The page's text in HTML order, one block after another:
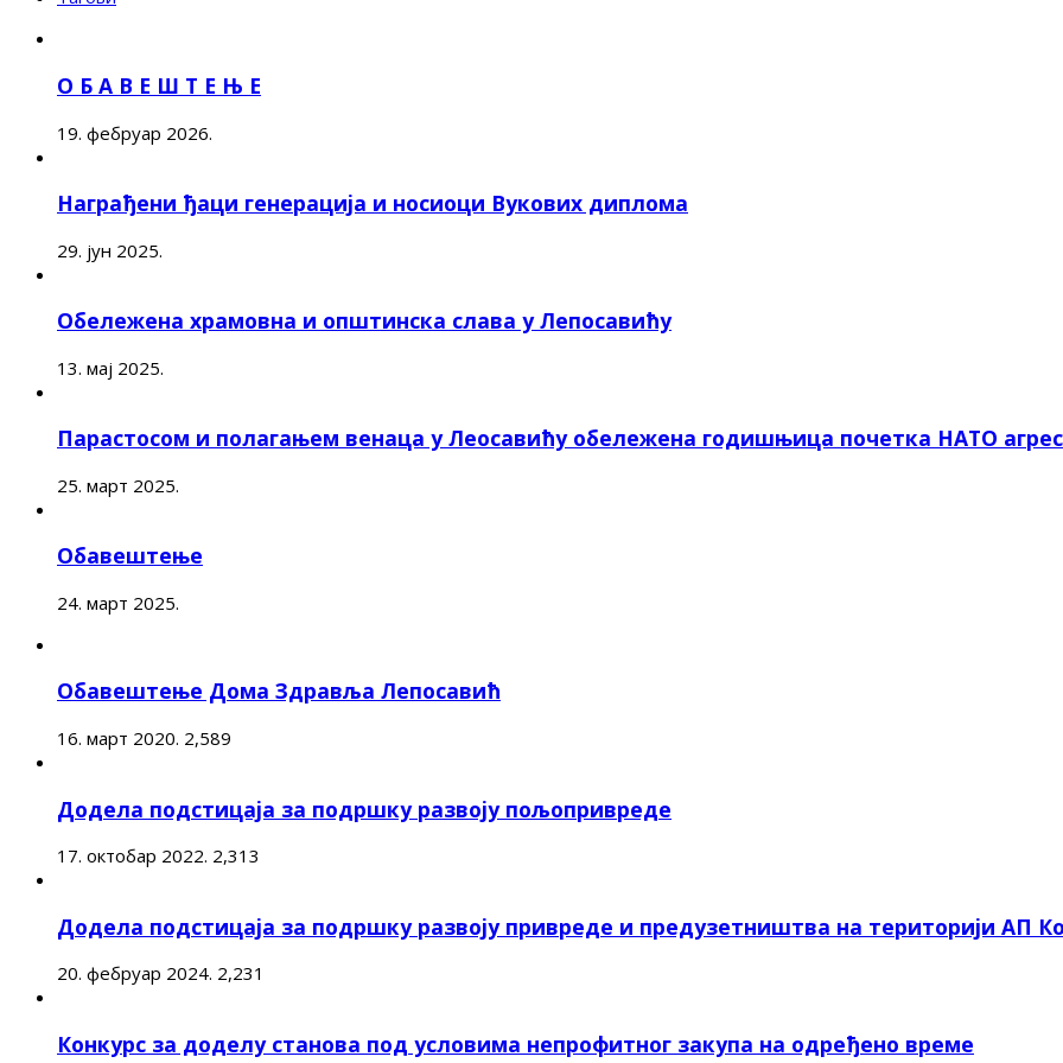
О Б А В Е Ш Т Е Њ Е
19. фебруар 2026.
Награђени ђаци генерација и носиоци Вукових диплома
29. јун 2025.
Обележена храмовна и општинска слава у Лепосавићу
13. мај 2025.
Парастосом и полагањем венаца у Леосавићу обележена годишњица почетка НАТО
25. март 2025.
Обавештење
24. март 2025.
Обавештење Дома Здравља Лепосавић
16. март 2020. 2,589
Додела подстицаја за подршку развоју пољопривреде
17. октобар 2022. 2,313
Додела подстицаја за подршку развоју привреде и предузетништва на територији АП
20. фебруар 2024. 2,231
Конкурс за доделу станова под условима непрофитног закупа на одређено време